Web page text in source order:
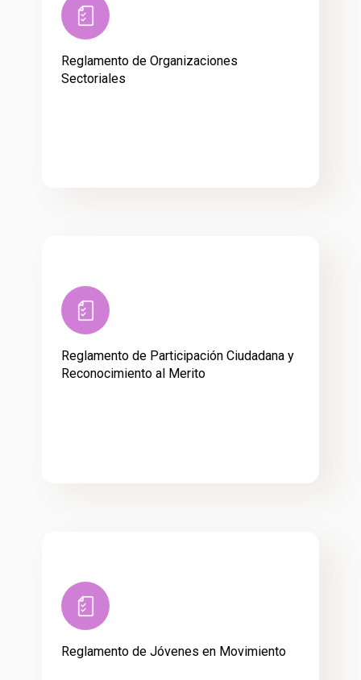
Reglamento de Organizaciones
Sectoriales
Reglamento de Participación Ciudadana y
Reconocimiento al Merito
Reglamento de Jóvenes en Movimiento